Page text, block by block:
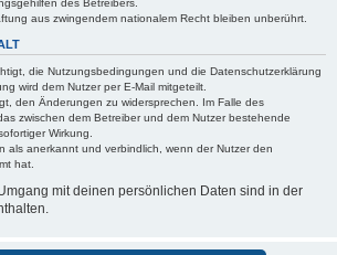
des Betreibers.
aus zwingendem nationalem Recht bleiben unberührt.
die Nutzungsbedingungen und die Datenschutzerklärung
wird dem Nutzer per E-Mail mitgeteilt.
den Änderungen zu widersprechen. Im Falle des
zwischen dem Betreiber und dem Nutzer bestehende
Wirkung.
als anerkannt und verbindlich, wenn der Nutzer den
hat.
mit deinen persönlichen Daten sind in der